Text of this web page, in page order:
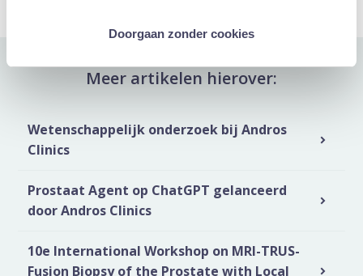
Doorgaan zonder cookies
Meer artikelen hierover:
Wetenschappelijk onderzoek bij Andros
Clinics
Prostaat Agent op ChatGPT gelanceerd
door Andros Clinics
10e International Workshop on MRI-TRUS-
Fusion Biopsy of the Prostate with Local